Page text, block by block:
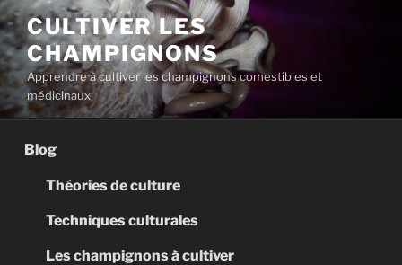
Aller
au
contenu
principal
CULTIVER LES
CHAMPIGNONS
Apprendre à cultiver les champignons comestibles et
médicinaux
Blog
Théories de culture
Techniques culturales
Les champignons à cultiver